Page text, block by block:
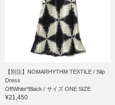
【別注】NOMARHYTHM TEXTILE / Slip
Dress
OffWhite*Black / サイズ ONE SIZE
¥21,450